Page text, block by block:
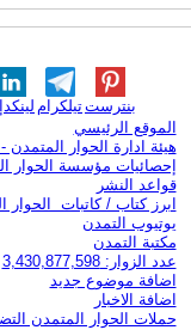
تيلكرامبنترست
الموقع الرئيسي
هيئة ادارة الحوار المتمدن -
إحصائيات مؤسسة الحوار
قواعد النشر
ابرز كتاب / كاتبات الحوار
يوتيوب التمدن
مكتبة التمدن
عدد الزوار: 3,430,877,598
اضافة موضوع جديد
اضافة الاخبار
حملات الحوار المتمدن